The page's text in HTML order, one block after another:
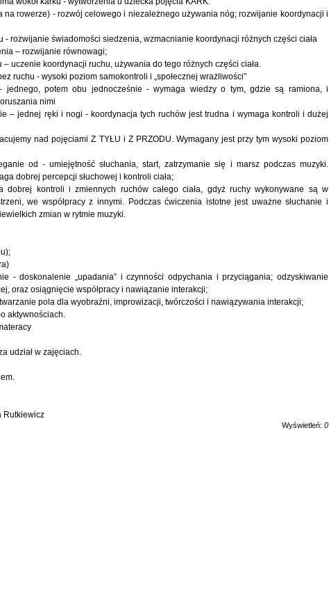
na rowerze) - rozwój celowego i niezależnego używania nóg; rozwijanie koordynacji i
- rozwijanie świadomości siedzenia, wzmacnianie koordynacji różnych części ciała
– rozwijanie równowagi;
– uczenie koordynacji ruchu, używania do tego różnych części ciała.
ruchu - wysoki poziom samokontroli i „społecznej wrażliwości”
jednego, potem obu jednocześnie - wymaga wiedzy o tym, gdzie są ramiona, i
nimi
– jednej ręki i nogi - koordynacja tych ruchów jest trudna i wymaga kontroli i dużej
nad pojęciami Z TYŁU i Z PRZODU. Wymagany jest przy tym wysoki poziom
od - umiejętność słuchania, start, zatrzymanie się i marsz podczas muzyki.
dobrej percepcji słuchowej i kontroli ciała;
dobrej kontroli i zmiennych ruchów całego ciała, gdyż ruchy wykonywane są w
we współpracy z innymi. Podczas ćwiczenia istotne jest uważne słuchanie i
zmian w rytmie muzyki.
- doskonalenie „upadania” i czynności odpychania i przyciągania; odzyskiwanie
oraz osiągnięcie współpracy i nawiązanie interakcji;
pola dla wyobraźni, improwizacji, twórczości i nawiązywania interakcji;
aktywnościach.
udział w zajęciach.
Rutkiewicz
Wyświetleń: 0